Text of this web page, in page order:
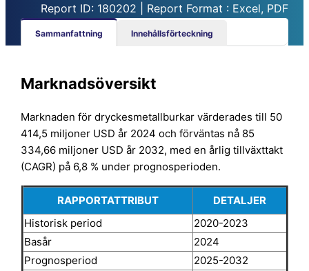
Report ID: 180202 | Report Format : Excel, PDF
Sammanfattning Innehållsförteckning
Marknadsöversikt
Marknaden för dryckesmetallburkar värderades till 50
414,5 miljoner USD år 2024 och förväntas nå 85
334,66 miljoner USD år 2032, med en årlig tillväxttakt
(CAGR) på 6,8 % under prognosperioden.
RAPPORTATTRIBUT
DETALJER
Historisk period
2020-2023
Basår
2024
Prognosperiod
2025-2032